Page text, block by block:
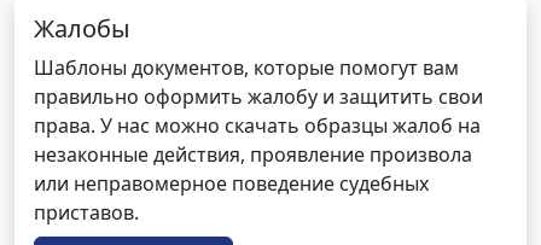
Жалобы
Шаблоны документов, которые помогут вам
правильно оформить жалобу и защитить свои
права. У нас можно скачать образцы жалоб на
незаконные действия, проявление произвола
или неправомерное поведение судебных
приставов.